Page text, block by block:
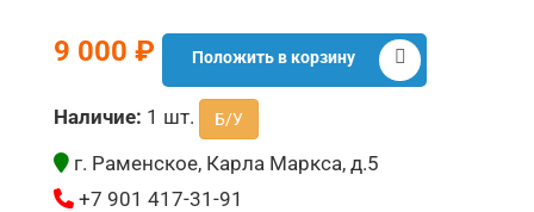
9 000 ₽ Положить в корзину
Наличие: 1 шт. Б/У
г. Раменское, Карла Маркса, д.5
+7 901 417-31-91